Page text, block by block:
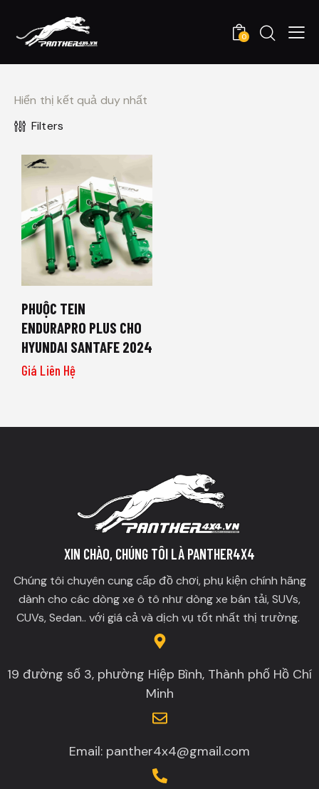
0
Hiển thị kết quả duy nhất
Filters
PHUỘC TEIN
ENDURAPRO PLUS CHO
HYUNDAI SANTAFE 2024
Giá Liên Hệ
XIN CHÀO, CHÚNG TÔI LÀ PANTHER4X4
Chúng tôi chuyên cung cấp đồ chơi, phụ kiện chính hãng
dành cho các dòng xe ô tô như dòng xe bán tải, SUVs,
CUVs, Sedan.. với giá cả và dịch vụ tốt nhất thị trường.
19 đường số 3, phường Hiệp Bình, Thành phố Hồ Chí
Minh
Email: panther4x4@gmail.com